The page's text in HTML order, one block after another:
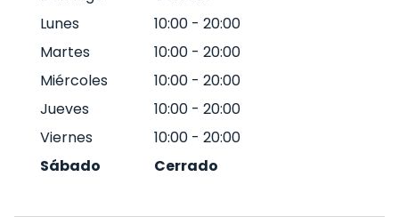
Lunes
10:00 - 20:00
Martes
10:00 - 20:00
Miércoles
10:00 - 20:00
Jueves
10:00 - 20:00
Viernes
10:00 - 20:00
Sábado
Cerrado